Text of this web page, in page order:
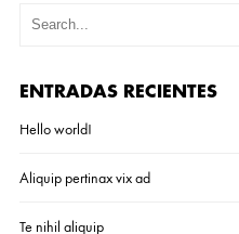
ENTRADAS RECIENTES
Hello world!
Aliquip pertinax vix ad
Te nihil aliquip